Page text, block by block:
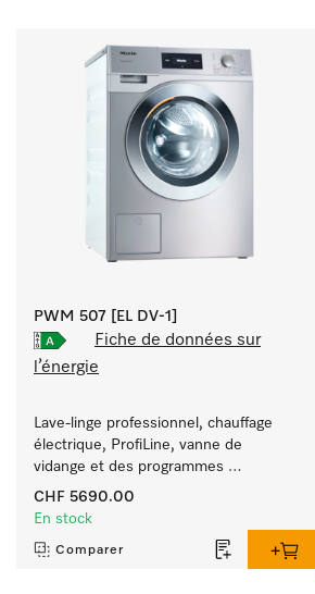
PWM 507 [EL DV-1]
Fiche de données sur
l’énergie
Lave-linge professionnel, chauffage
électrique, ProfiLine, vanne de
vidange et des programmes
spécifiques au public ciblé.
Performance 7 kg en 49 min.
CHF 5690.00
En stock
Comparer